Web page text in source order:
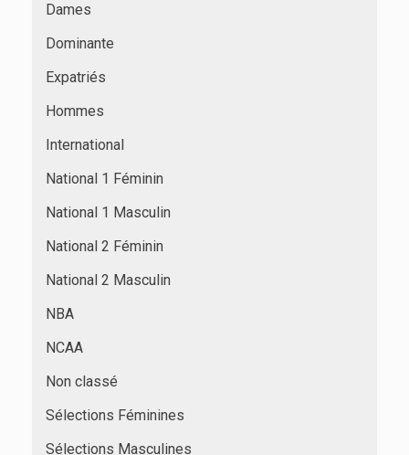
Dames
Dominante
Expatriés
Hommes
International
National 1 Féminin
National 1 Masculin
National 2 Féminin
National 2 Masculin
NBA
NCAA
Non classé
Sélections Féminines
Sélections Masculines